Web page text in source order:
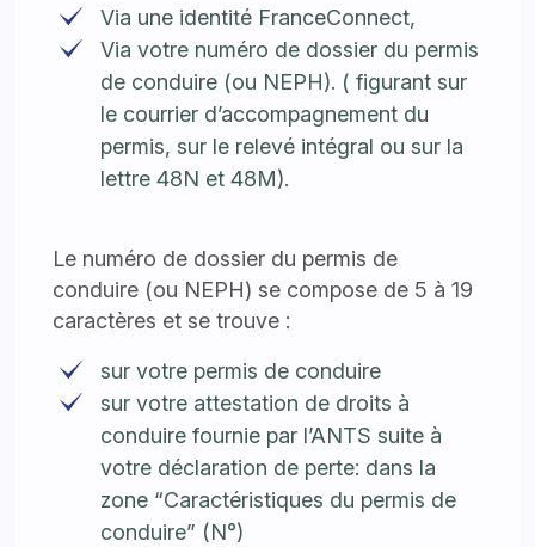
Via une identité FranceConnect,
Via votre numéro de dossier du permis
de conduire (ou NEPH). ( figurant sur
le courrier d’accompagnement du
permis, sur le relevé intégral ou sur la
lettre 48N et 48M).
Le numéro de dossier du permis de
conduire (ou NEPH) se compose de 5 à 19
caractères et se trouve :
sur votre permis de conduire
sur votre attestation de droits à
conduire fournie par l’ANTS suite à
votre déclaration de perte: dans la
zone “Caractéristiques du permis de
conduire” (N°)